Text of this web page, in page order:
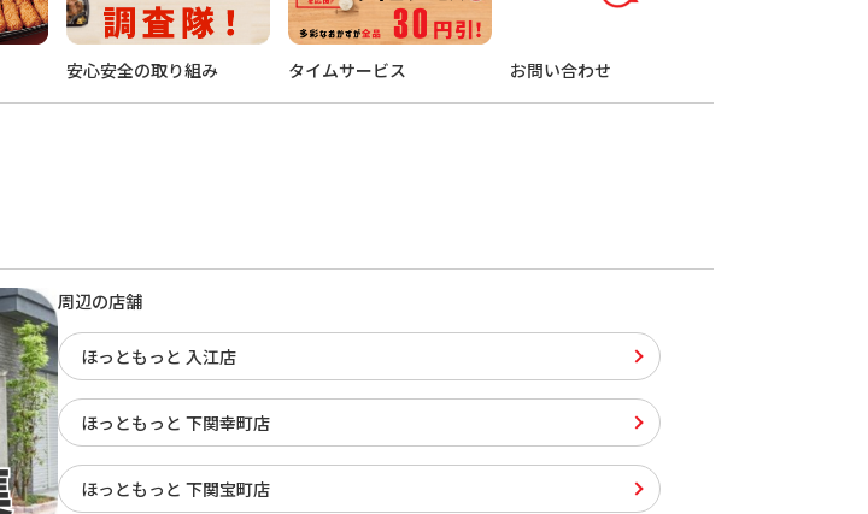
安心安全の取り組み タイムサービス お問い合わせ
周辺の店舗
ほっともっと 入江店
ほっともっと 下関幸町店
ほっともっと 下関宝町店